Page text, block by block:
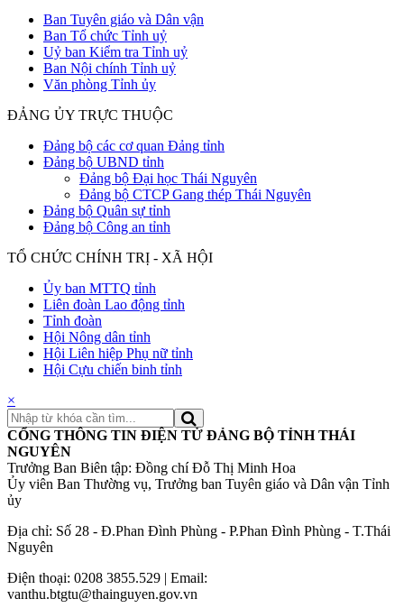
Ban Tuyên giáo và Dân vận
Ban Tổ chức Tỉnh uỷ
Uỷ ban Kiểm tra Tỉnh uỷ
Ban Nội chính Tỉnh uỷ
Văn phòng Tỉnh ủy
ĐẢNG ỦY TRỰC THUỘC
Đảng bộ các cơ quan Đảng tỉnh
Đảng bộ UBND tỉnh
Đảng bộ Đại học Thái Nguyên
Đảng bộ CTCP Gang thép Thái Nguyên
Đảng bộ Quân sự tỉnh
Đảng bộ Công an tỉnh
TỔ CHỨC CHÍNH TRỊ - XÃ HỘI
Ủy ban MTTQ tỉnh
Liên đoàn Lao động tỉnh
Tỉnh đoàn
Hội Nông dân tỉnh
Hội Liên hiệp Phụ nữ tỉnh
Hội Cựu chiến binh tỉnh
×
CỔNG THÔNG TIN ĐIỆN TỬ ĐẢNG BỘ TỈNH THÁI
NGUYÊN
Trưởng Ban Biên tập: Đồng chí Đỗ Thị Minh Hoa
Ủy viên Ban Thường vụ, Trưởng ban Tuyên giáo và Dân vận Tỉnh
ủy
Địa chỉ: Số 28 - Đ.Phan Đình Phùng - P.Phan Đình Phùng - T.Thái
Nguyên
Điện thoại: 0208 3855.529 | Email:
vanthu.btgtu@thainguyen.gov.vn